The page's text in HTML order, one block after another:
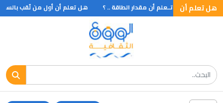
هل تعلم أن
بحيرة هــل تــعلم أن مقدار الطاقة .. ؟ هل تعلم أن أول من لٌقب